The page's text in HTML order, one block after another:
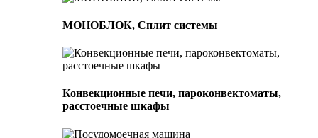
МОНОБЛОК, Сплит системы
Конвекционные печи, пароконвектоматы,
расстоечные шкафы